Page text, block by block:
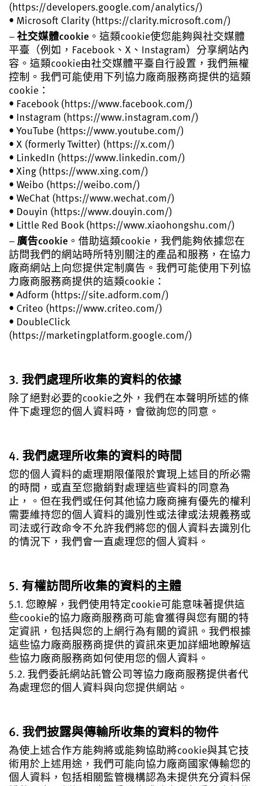
(https://developers.google.com/analytics/)
• Microsoft Clarity (https://clarity.microsoft.com/)
–社交媒體cookie 。這類cookie使您能夠與社交媒體
平臺（例如，Facebook、X、Instagram）分享網站內
容。這類cookie由社交媒體平臺自行設置，我們無權
控制。我們可能使用下列協力廠商服務商提供的這類
cookie：
• Facebook (https://www.facebook.com/)
• Instagram (https://www.instagram.com/)
• YouTube (https://www.youtube.com/)
• X (formerly Twitter) (https://x.com/)
• LinkedIn (https://www.linkedin.com/)
• Xing (https://www.xing.com/)
• Weibo (https://weibo.com/)
• WeChat (https://www.wechat.com/)
• Douyin (https://www.douyin.com/)
• Little Red Book (https://www.xiaohongshu.com/)
–廣告cookie 。借助這類cookie，我們能夠依據您在
訪問我們的網站時所特別關注的產品和服務，在協力
廠商網站上向您提供定制廣告。我們可能使用下列協
力廠商服務商提供的這類cookie：
• Adform (https://site.adform.com/)
• Criteo (https://www.criteo.com/)
• DoubleClick
(https://marketingplatform.google.com/)
3. 我們處理所收集的資料的依據
除了絕對必要的cookie之外，我們在本聲明所述的條
件下處理您的個人資料時，會徵詢您的同意。
4. 我們處理所收集的資料的時間
您的個人資料的處理期限僅限於實現上述目的所必需
的時間，或直至您撤銷對處理這些資料的同意為
止，。但在我們或任何其他協力廠商擁有優先的權利
需要維持您的個人資料的識別性或法律或法規義務或
司法或行政命令不允許我們將您的個人資料去識別化
的情況下，我們會一直處理您的個人資料。
5. 有權訪問所收集的資料的主體
5.1. 您瞭解，我們使用特定cookie可能意味著提供這
些cookie的協力廠商服務商可能會獲得與您有關的特
定資訊，包括與您的上網行為有關的資訊。我們根據
這些協力廠商服務商提供的資訊來更加詳細地瞭解這
些協力廠商服務商如何使用您的個人資料。
5.2. 我們委託網站託管公司等協力廠商服務提供者代
為處理您的個人資料與向您提供網站。
6. 我們披露與傳輸所收集的資料的物件
為使上述合作方能夠將或能夠協助將cookie與其它技
術用於上述用途，我們可能向協力廠商國家傳輸您的
個人資料，包括相關監管機構認為未提供充分資料保